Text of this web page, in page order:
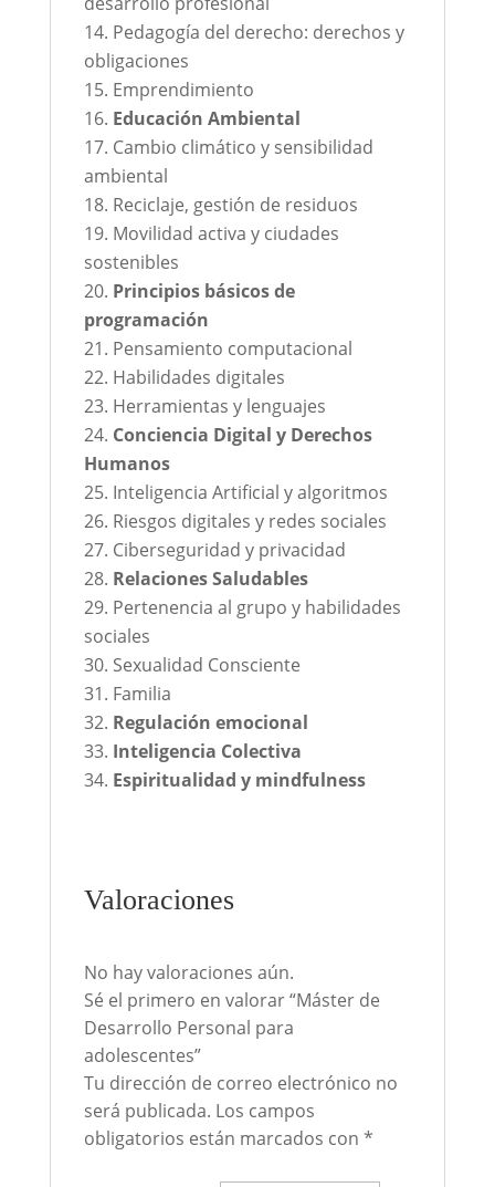
Pedagogía del derecho: derechos y
obligaciones
Emprendimiento
Educación Ambiental
Cambio climático y sensibilidad
ambiental
Reciclaje, gestión de residuos
Movilidad activa y ciudades
sostenibles
Principios básicos de
programación
Pensamiento computacional
Habilidades digitales
Herramientas y lenguajes
Conciencia Digital y Derechos
Humanos
Inteligencia Artificial y algoritmos
Riesgos digitales y redes sociales
Ciberseguridad y privacidad
Relaciones Saludables
Pertenencia al grupo y habilidades
sociales
Sexualidad Consciente
Familia
Regulación emocional
Inteligencia Colectiva
Espiritualidad y mindfulness
Valoraciones
No hay valoraciones aún.
Sé el primero en valorar “Máster de
Desarrollo Personal para
adolescentes”
Tu dirección de correo electrónico no
será publicada. Los campos
obligatorios están marcados con *